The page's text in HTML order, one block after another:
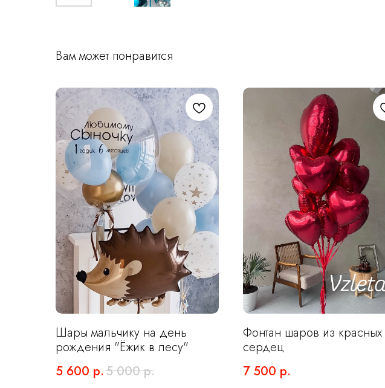
Вам может понравится
Шары мальчику на день
рождения "Ёжик в лесу"
5 600 р.5 000 р.
Фонтан шаров из красных
сердец
7 500 р.